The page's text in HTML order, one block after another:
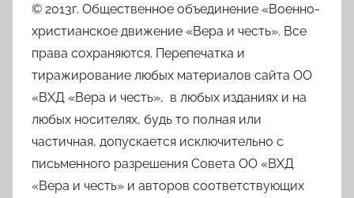
© 2013г. Общественное объединение «Военно-
христианское движение «Вера и честь». Все
права сохраняются. Перепечатка и
тиражирование любых материалов сайта ОО
«ВХД «Вера и честь», в любых изданиях и на
любых носителях, будь то полная или
частичная, допускается исключительно с
письменного разрешения Совета ОО «ВХД
«Вера и честь» и авторов соответствующих